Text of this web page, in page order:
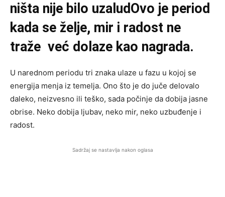
ništa nije bilo uzaludOvo je period
kada se želje, mir i radost ne
traže već dolaze kao nagrada.
U narednom periodu tri znaka ulaze u fazu u kojoj se
energija menja iz temelja. Ono što je do juče delovalo
daleko, neizvesno ili teško, sada počinje da dobija jasne
obrise. Neko dobija ljubav, neko mir, neko uzbuđenje i
radost.
Sadržaj se nastavlja nakon oglasa